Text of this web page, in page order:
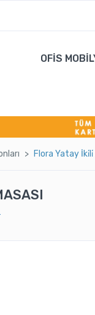
OFİS
Flora Yatay İki̇li̇